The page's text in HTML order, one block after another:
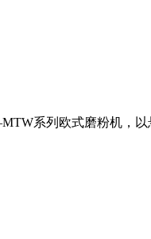
系列欧式磨粉机，